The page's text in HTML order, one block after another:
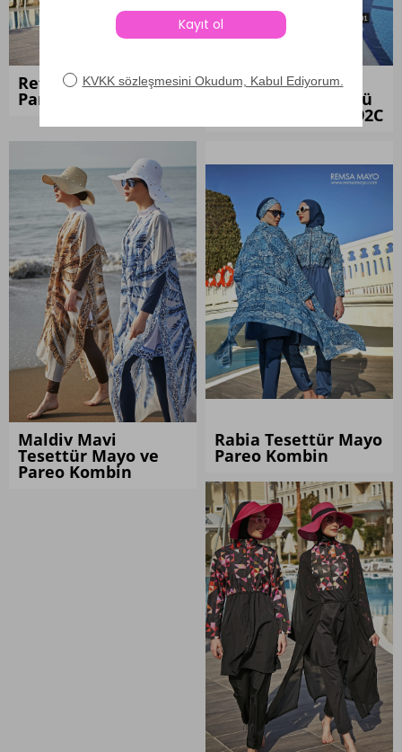
Retro Tesettür Mayo
Pareo Kombin
Etek Pareolu
Performans Yüzücü
Mayo Kombini R092C
Kombini İncele
Maldiv Mavi
Tesettür Mayo ve
Pareo Kombin
Rabia Tesettür Mayo
Pareo Kombin